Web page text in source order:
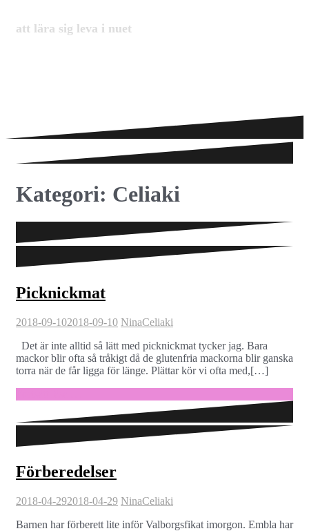
att lära sig leva i nuet
Kategori: Celiaki
Picknickmat
2018-09-102018-09-10 NinaCeliaki
Det är inte alltid så lätt med picknickmat tycker jag. Bara
mackor blir ofta så tråkigt då de glutenfria mackorna blir ganska
torra när de får ligga för länge. Plättar kör vi ofta med,[…]
Förberedelser
2018-04-292018-04-29 NinaCeliaki
Barnen har förberett lite inför Valborgsfikat imorgon. Embla har